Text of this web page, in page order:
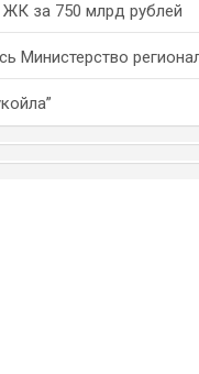
за 750 млрд рублей
Министерство